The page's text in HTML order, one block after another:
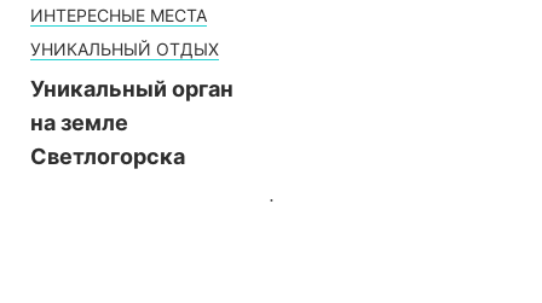
ИНТЕРЕСНЫЕ МЕСТА
УНИКАЛЬНЫЙ ОТДЫХ
Уникальный орган
на земле
Светлогорска